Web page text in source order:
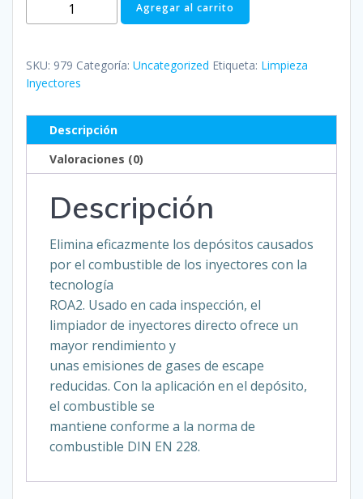
Limpiador
inyectores
directo
Agregar al carrito
SKU: 979 Categoría: Uncategorized Etiqueta: Limpieza
Inyectores
Descripción
Valoraciones (0)
Descripción
Elimina eficazmente los depósitos causados
por el combustible de los inyectores con la
tecnología
ROA2. Usado en cada inspección, el
limpiador de inyectores directo ofrece un
mayor rendimiento y
unas emisiones de gases de escape
reducidas. Con la aplicación en el depósito,
el combustible se
mantiene conforme a la norma de
combustible DIN EN 228.